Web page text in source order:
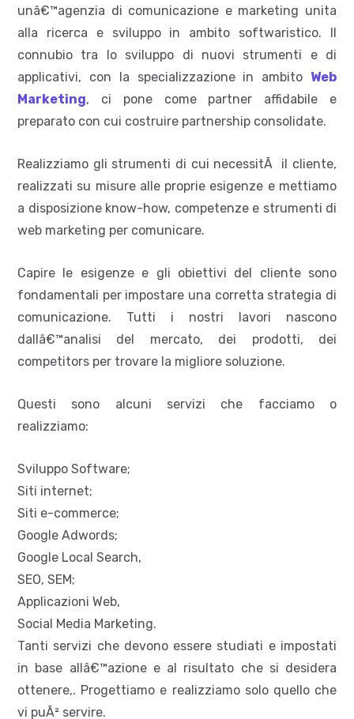
unâ€™agenzia di comunicazione e marketing unita
alla ricerca e sviluppo in ambito softwaristico. Il
connubio tra lo sviluppo di nuovi strumenti e di
applicativi, con la specializzazione in ambito Web
Marketing, ci pone come partner affidabile e
preparato con cui costruire partnership consolidate.
Realizziamo gli strumenti di cui necessitÃ il cliente,
realizzati su misure alle proprie esigenze e mettiamo
a disposizione know-how, competenze e strumenti di
web marketing per comunicare.
Capire le esigenze e gli obiettivi del cliente sono
fondamentali per impostare una corretta strategia di
comunicazione. Tutti i nostri lavori nascono
dallâ€™analisi del mercato, dei prodotti, dei
competitors per trovare la migliore soluzione.
Questi sono alcuni servizi che facciamo o
realizziamo:
Sviluppo Software;
Siti internet;
Siti e-commerce;
Google Adwords;
Google Local Search,
SEO, SEM;
Applicazioni Web,
Social Media Marketing.
Tanti servizi che devono essere studiati e impostati
in base allâ€™azione e al risultato che si desidera
ottenere,. Progettiamo e realizziamo solo quello che
vi puÃ² servire.